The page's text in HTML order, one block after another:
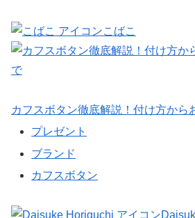
こばこ
カフスボタン徹底解説！付け方から
プレゼント
ブランド
カフスボタン